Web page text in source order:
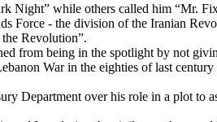
Night” while others called him “Mr.
Force - the division of the Iranian
Revolution”.
from being in the spotlight by not
Warin the eighties of last century
Department overhis role in a plot to